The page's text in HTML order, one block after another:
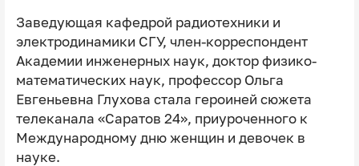
Заведующая кафедрой радиотехники и
электродинамики СГУ, член-корреспондент
Академии инженерных наук, доктор физико-
математических наук, профессор Ольга
Евгеньевна Глухова стала героиней сюжета
телеканала «Саратов 24», приуроченного к
Международному дню женщин и девочек в
науке.